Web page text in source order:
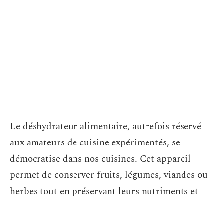
Le déshydrateur alimentaire, autrefois réservé
aux amateurs de cuisine expérimentés, se
démocratise dans nos cuisines. Cet appareil
permet de conserver fruits, légumes, viandes ou
herbes tout en préservant leurs nutriments et